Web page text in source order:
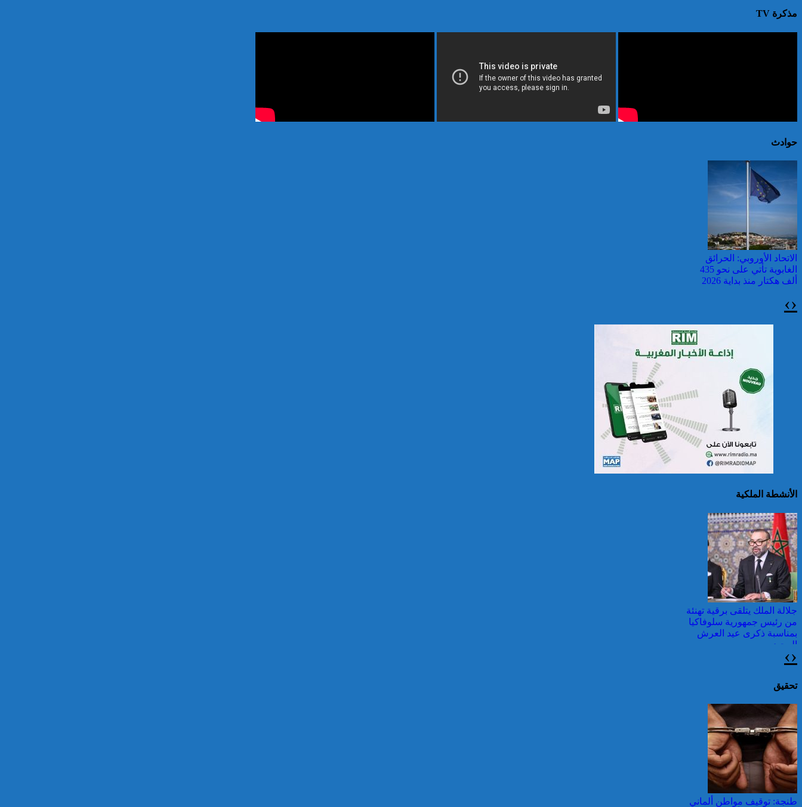
مذكرة TV
حوادث
الاتحاد الأوروبي: الحرائق
الغابوية تأتي على نحو 435
ألف هكتار منذ بداية 2026
سريلانكا: إغلاق بعض
المدارس في مناطق جبلية
الصين تصدر إنذارين
لمواجهة العواصف المطيرة
وطقس شديد الحمل
الحراري
مكافحة حريق في شمال
قرابة ألف حريق في غابات
كندا وسحب الدخان تصل
‹
›
الأنشطة الملكية
جلالة الملك يتلقى برقية تهنئة
من رئيس جمهورية سلوفاكيا
بمناسبة ذكرى عيد العرش
المجيد
عيد العرش: جلالة الملك
يتوصل ببرقية تهنئة من رئيس
الفلبين
‹
›
تحقيق
طنجة: توقيف مواطن ألماني